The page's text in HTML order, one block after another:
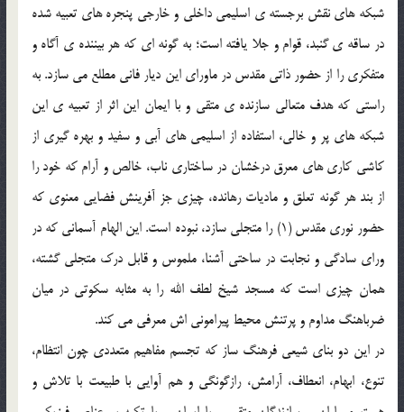
شبکه های نقش برجسته ی اسلیمی داخلی و خارجی پنجره های تعبیه شده
در ساقه ی گنبد، قوام و جلا یافته است؛ به گونه ای که هر بیننده ی آگاه و
متفکری را از حضور ذاتی مقدس در ماورای این دیار فانی مطلع می سازد. به
راستی که هدف متعالی سازنده ی متقی و با ایمان این اثر از تعبیه ی این
شبکه های پر و خالی، استفاده از اسلیمی های آبی و سفید و بهره گیری از
کاشی کاری های معرق درخشان در ساختاری ناب، خالص و آرام که خود را
از بند هر گونه تعلق و مادیات رهانده، چیزی جز آفرینش فضایی معنوی که
حضور نوری مقدس (1) را متجلی سازد، نبوده است. این الهام آسمانی که در
ورای سادگی و نجابت در ساحتی آشنا، ملموس و قابل درک متجلی گشته،
همان چیزی است که مسجد شیخ لطف الله را به مثابه سکوتی در میان
ضرباهنگ مداوم و پرتنش محیط پیرامونی اش معرفی می کند.
در این دو بنای شیعی فرهنگ ساز که تجسم مفاهیم متعددی چون انتظام،
تنوع، ابهام، انعطاف، آرامش، رازگونگی و هم آوایی با طبیعت با تلاش و